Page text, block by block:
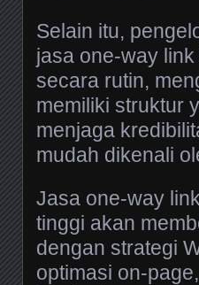
Selain itu,
jasa one-way
secara rutin,
memiliki struktur
menjaga
mudah dikenali
Jasa one-way
tinggi akan
dengan strategi
optimasi on-